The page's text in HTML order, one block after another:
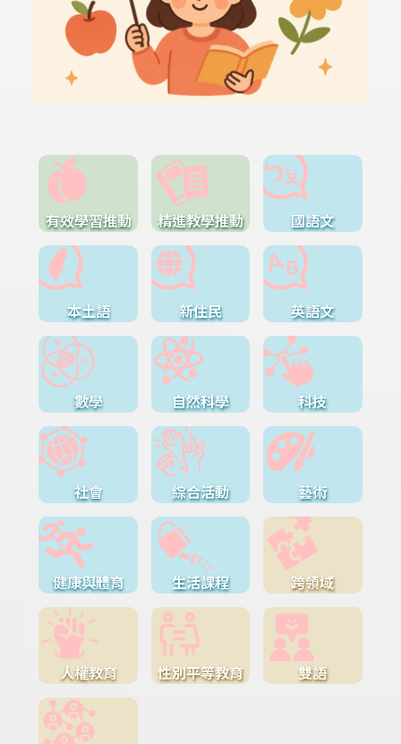
有效學習推動 精進教學推動 國語文
本土語 新住民 英語文
數學 自然科學 科技
社會 綜合活動 藝術
健康與體育 生活課程 跨領域
人權教育 性別平等教育 雙語